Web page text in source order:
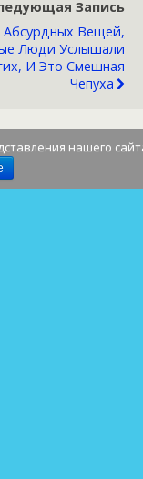
Запись
Абсурдных Вещей,
Люди Услышали
И Это Смешная
Чепуха
нашего